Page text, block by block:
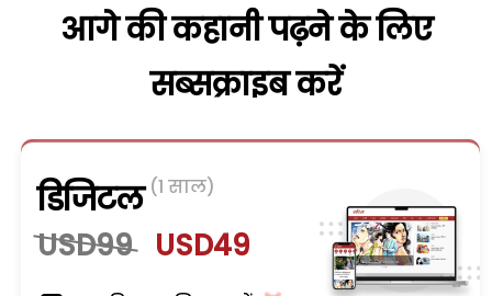
आगे की कहानी पढ़ने के लिए
सब्सक्राइब करें
डिजिटल (1 साल)
USD99 USD49